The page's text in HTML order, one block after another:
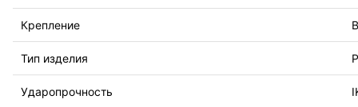
Крепление
Тип изделия
Ударопрочность